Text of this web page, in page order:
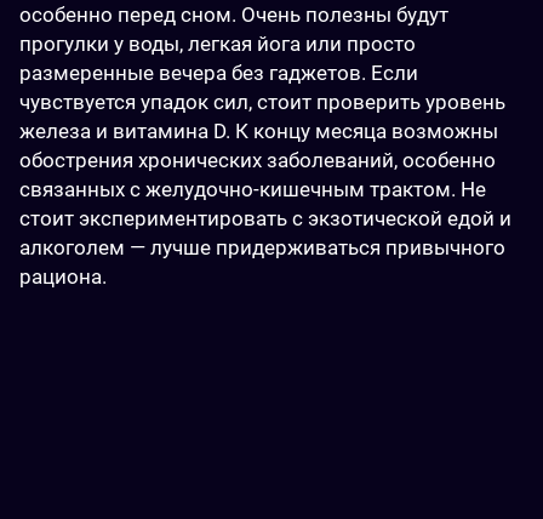
особенно перед сном. Очень полезны будут
прогулки у воды, легкая йога или просто
размеренные вечера без гаджетов. Если
чувствуется упадок сил, стоит проверить уровень
железа и витамина D. К концу месяца возможны
обострения хронических заболеваний, особенно
связанных с желудочно-кишечным трактом. Не
стоит экспериментировать с экзотической едой и
алкоголем — лучше придерживаться привычного
рациона.